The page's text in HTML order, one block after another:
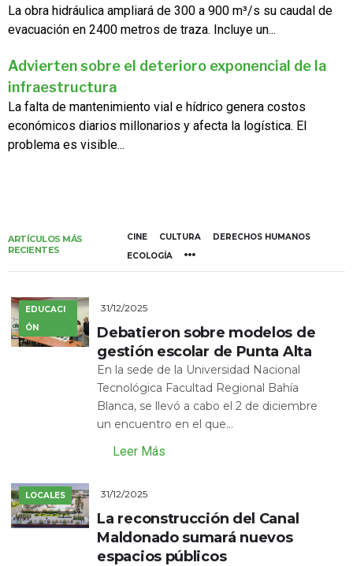
La obra hidráulica ampliará de 300 a 900 m³/s su caudal de
evacuación en 2400 metros de traza. Incluye un...
Advierten sobre el deterioro exponencial de la
infraestructura
La falta de mantenimiento vial e hídrico genera costos
económicos diarios millonarios y afecta la logística. El
problema es visible...
ARTÍCULOS MÁS
RECIENTES
CINE CULTURA
DERECHOS HUMANOS
ECOLOGÍA
EDUCACI
ÓN
31/12/2025
Debatieron sobre modelos de
gestión escolar de Punta Alta
En la sede de la Universidad Nacional
Tecnológica Facultad Regional Bahía
Blanca, se llevó a cabo el 2 de diciembre
un encuentro en el que...
Leer Más
LOCALES 31/12/2025
La reconstrucción del Canal
Maldonado sumará nuevos
espacios públicos